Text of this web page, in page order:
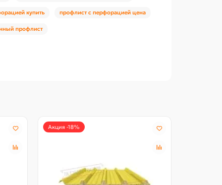
купить профлист с перфорацией цена
профлист
Акция -18%